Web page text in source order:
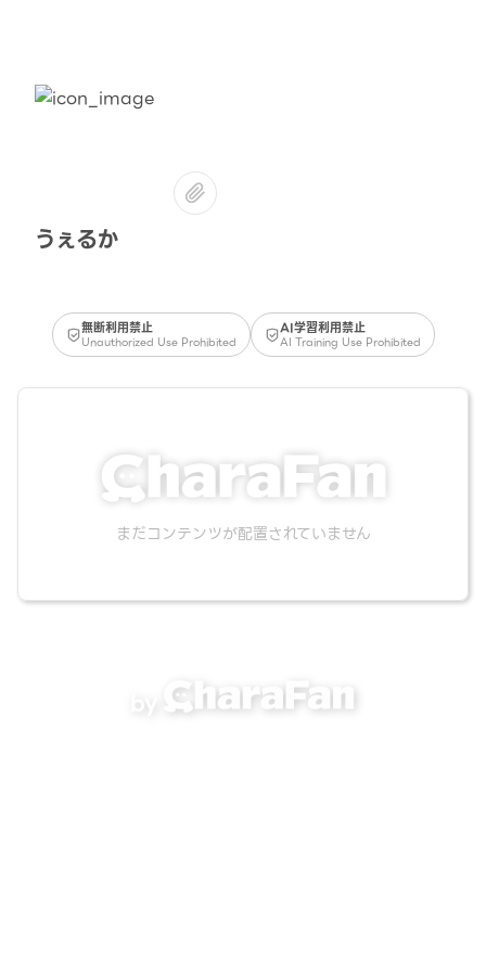
うぇるか
無断利用禁止
Unauthorized Use Prohibited
AI学習利用禁止
AI Training Use Prohibited
まだコンテンツが配置されていません